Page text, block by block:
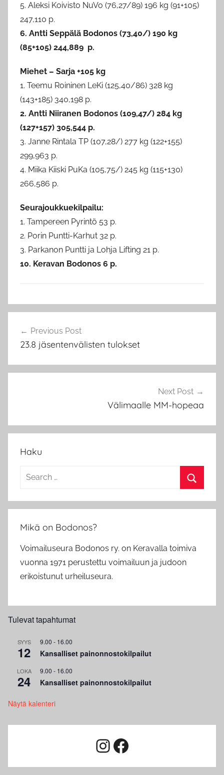
5. Aleksi Koivisto NuVo (76,27/89) 196 kg (91+105)
247,110 p.
6. Antti Seppälä Bodonos (73,40/) 190 kg
(85+105) 244,889 p.
Miehet – Sarja +105 kg
1. Teemu Roininen LeKi (125,40/86) 328 kg
(143+185) 340,198 p.
2. Antti Niiranen Bodonos (109,47/) 284 kg
(127+157) 305,544 p.
3. Janne Rintala TP (107,28/) 277 kg (122+155)
299,963 p.
4. Miika Kiiski PuKa (105,75/) 245 kg (115+130)
266,586 p.
Seurajoukkuekilpailu:
1. Tampereen Pyrintö 53 p.
2. Porin Puntti-Karhut 32 p.
3. Parkanon Puntti ja Lohja Lifting 21 p.
10. Keravan Bodonos 6 p.
B
n
selaus
Previous Post
23.8 jäsentenvälisten tulokset
Next Post
Välimaalle MM-hopeaa
Haku
Search
Mikä on Bodonos?
Voimailuseura Bodonos ry. on Keravalla toimiva
vuonna 1971 perustettu voimailuun ja judoon
erikoistunut urheiluseura.
Tulevat tapahtumat
SYYS
12
9.00 - 16.00
Kansalliset painonnostokilpailut
LOKA
24
9.00 - 16.00
Kansalliset painonnostokilpailut
Näytä kalenteri
Instagram
Facebook